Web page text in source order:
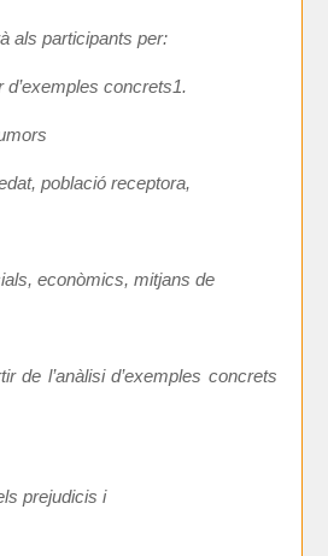
als participants per:
concrets1.
població receptora,
econòmics, mitjans de
de l’anàlisi d’exemples concrets
prejudicis i